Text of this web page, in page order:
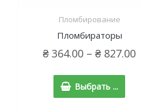
Пломбирование
Пломбираторы
₴ 364.00 –₴ 827.00
Выбрать ...